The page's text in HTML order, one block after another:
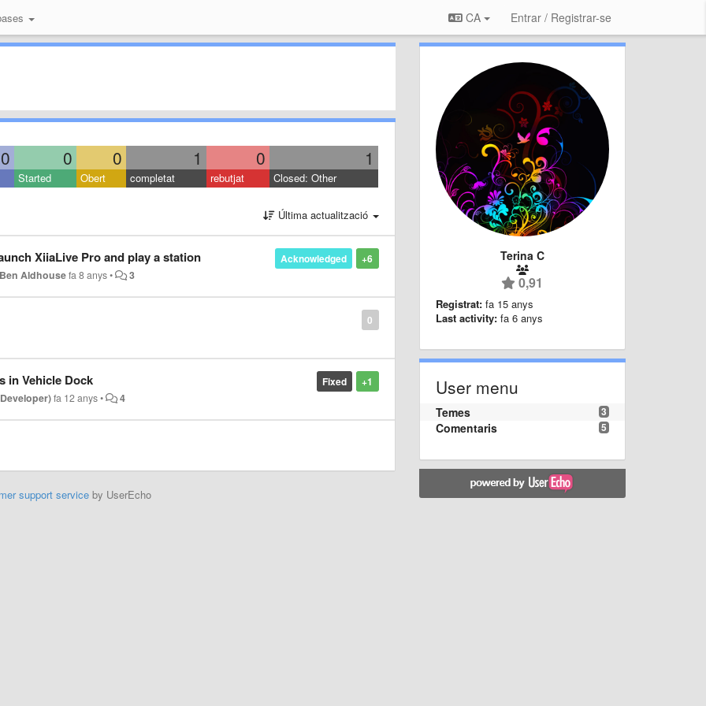
CA Entrar / Registrar-se
0 0 0 1 0 1
Started Obert completat rebutjat Closed: Other
Última actualització
+6
Acknowledged
XiiaLive Pro and play a station
Ben Aldhousefa 8 anys• 3
0
+1
Fixed
in Vehicle Dock
fa 12 anys• 4
support serviceby UserEcho
Terina C
0,91
Registrat: fa 15 anys
Last activity: fa 6 anys
User menu
3
Temes
5
Comentaris